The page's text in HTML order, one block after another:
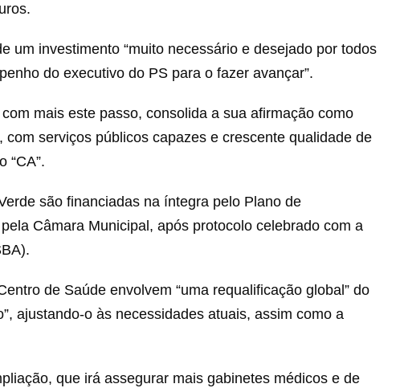
um investimento “muito necessário e desejado por todos
do executivo do PS para o fazer avançar”.
mais este passo, consolida a sua afirmação como
com serviços públicos capazes e crescente qualidade de
“CA”.
são financiadas na íntegra pelo Plano de
Câmara Municipal, após protocolo celebrado com a
de Saúde envolvem “uma requalificação global” do
ajustando-o às necessidades atuais, assim como a
que irá assegurar mais gabinetes médicos e de